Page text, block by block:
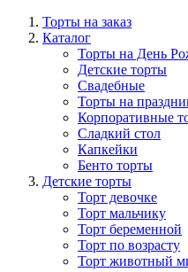
Торты на заказ
Каталог
Торты на День
Детские торты
Свадебные
Торты на
Корпоративные
Сладкий стол
Капкейки
Бенто торты
Детские торты
Торт девочке
Торт мальчику
Торт беременной
Торт по возрасту
Торт животный